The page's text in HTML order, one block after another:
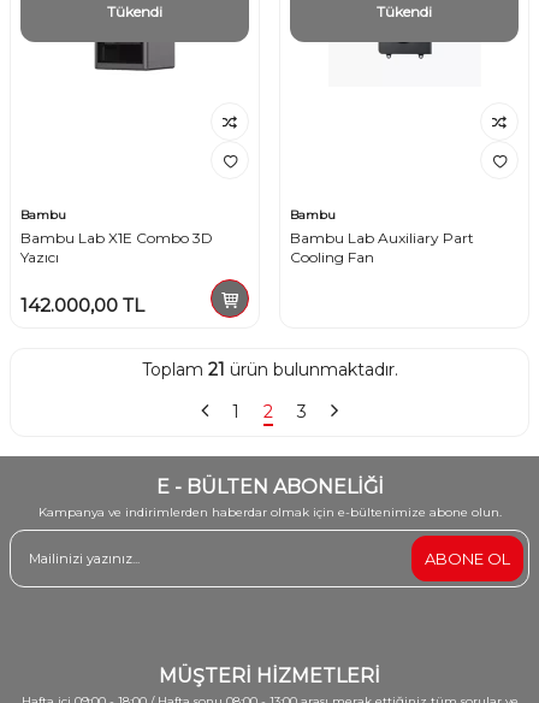
Tükendi
Bambu
Bambu Lab X1E Combo 3D
Yazıcı
142.000,00 TL
Tükendi
Bambu
Bambu Lab Auxiliary Part
Cooling Fan
Toplam 21 ürün bulunmaktadır.
1
2 3
E - BÜLTEN ABONELİĞİ
Kampanya ve indirimlerden haberdar olmak için e-bültenimize abone olun.
ABONE OL
MÜŞTERİ HİZMETLERİ